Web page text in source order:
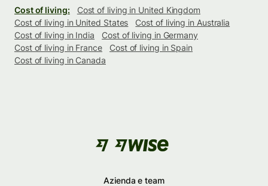
Cost of living:
Cost of living in United Kingdom
Cost of living in United States
Cost of living in Australia
Cost of living in India
Cost of living in Germany
Cost of living in France
Cost of living in Spain
Cost of living in Canada
Azienda e team